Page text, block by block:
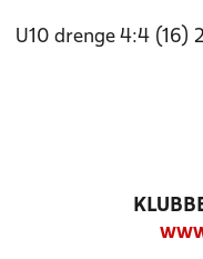
U10 drenge 4:4 (16)